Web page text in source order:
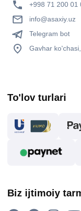
+998 71 200 01
info@asaxiy.uz
Telegram bot
Gavhar
To'lov turlari
Biz ijtimoiy